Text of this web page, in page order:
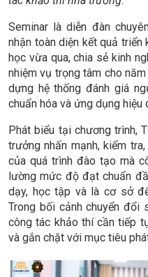
Seminar là diễn đàn
nhận toàn diện kết quả
học vừa qua, chia sẻ kinh
nhiệm vụ trọng tâm cho
dựng hệ thống đánh giá
chuẩn hóa và ứng dụng hiệu
Phát biểu tại chương trình,
trưởng nhấn mạnh, kiểm
của quá trình đào tạo mà
lường mức độ đạt chuẩn
dạy, học tập và là cơ sở
Trong bối cảnh chuyển
công tác khảo thí cần tiếp
và gắn chặt với mục tiêu